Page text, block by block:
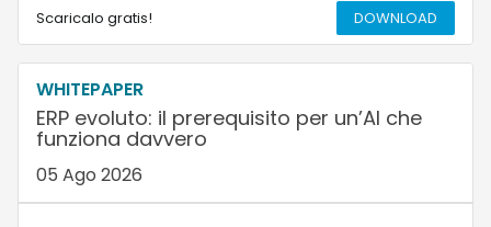
Scaricalo gratis! DOWNLOAD
WHITEPAPER
ERP evoluto: il prerequisito per un’AI che
funziona davvero
05 Ago 2026